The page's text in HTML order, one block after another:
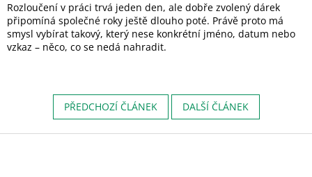
Rozloučení v práci trvá jeden den, ale dobře zvolený dárek
připomíná společné roky ještě dlouho poté. Právě proto má
smysl vybírat takový, který nese konkrétní jméno, datum nebo
vzkaz – něco, co se nedá nahradit.
PŘEDCHOZÍ ČLÁNEK DALŠÍ ČLÁNEK
Z